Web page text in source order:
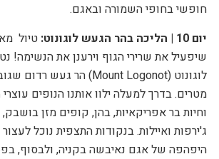
חופשי בחופי השמורה ובאגם.
יום 10 | הליכה בהר הגעש לוגונוט:
טיול
שיפעיל את שרירי הגוף וירענן את הנשימה!
מטרים. בדרך למעלה ילוו אותנו הנופים
וחיות בר אפריקאיות, בהן, קופים מזן
ג'ירפות ואיילות. בנקודות התצפית נוכל
היפהפה של אגם נאיבשה בקניה, ולבסוף,